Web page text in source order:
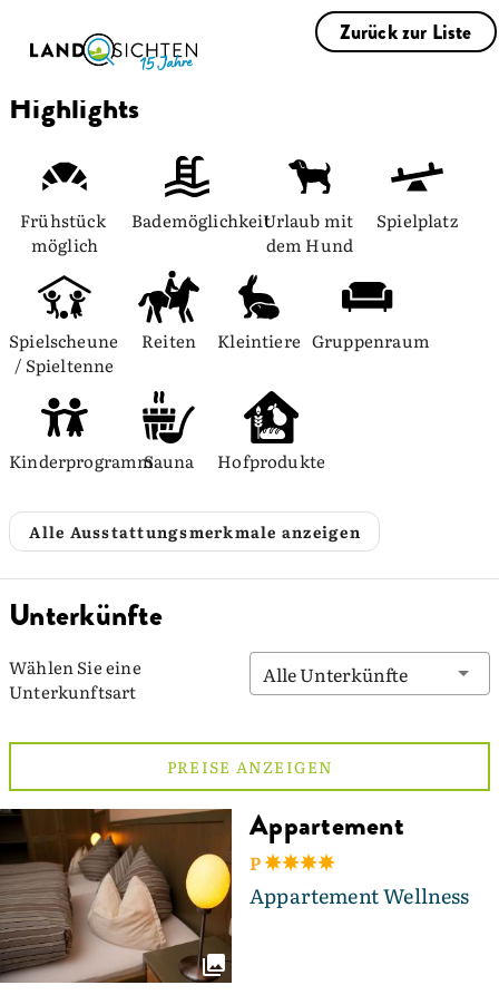
Zurück zur Liste
Highlights
Frühstück
möglich
BademöglichkeitUrlaub mit
dem Hund
Spielplatz
Spielscheune
/ Spieltenne
Reiten Kleintiere Gruppenraum
KinderprogrammSauna Hofprodukte
Alle Ausstattungsmerkmale anzeigen
Unterkünfte
Wählen Sie eine
Unterkunftsart
Alle Unterkünfte
PREISE ANZEIGEN
Appartement
P
Appartement Wellness